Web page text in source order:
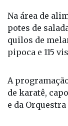
Na área de
potes de
quilos de
pipoca e 115
A
de karatê,
e da